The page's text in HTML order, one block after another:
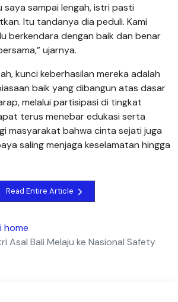
saya sampai lengah, istri pasti
Itu tandanya dia peduli. Kami
berkendara dengan baik dan benar
ujarnya.
kunci keberhasilan mereka adalah
baik yang dibangun atas dasar
melalui partisipasi di tingkat
terus menebar edukasi serta
masyarakat bahwa cinta sejati juga
saling menjaga keselamatan hingga
Read Entire Article
home
Asal Bali Melaju ke Nasional Safety